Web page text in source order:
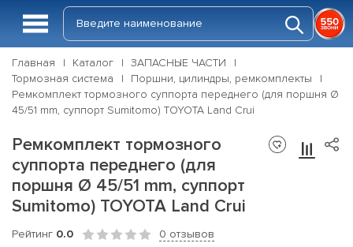
Главная Каталог
ЗАПАСНЫЕ ЧАСТИ
Тормозная система
Поршни, цилиндры, ремкомплекты
Ремкомплект тормозного суппорта переднего (для поршня Ø
45/51 mm, суппорт Sumitomo) TOYOTA Land Crui
Ремкомплект тормозного
суппорта переднего (для
поршня Ø 45/51 mm, суппорт
Sumitomo) TOYOTA Land Crui
Рейтинг 0.0 0 отзывов